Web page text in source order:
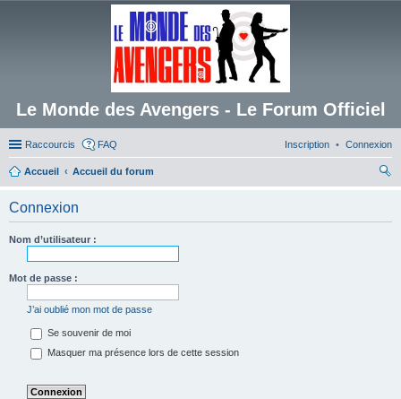
Le Monde des Avengers - Le Forum Officiel
Raccourcis FAQ Connexion
Inscription
Accueil
Accueil du forum
Connexion
Nom d’utilisateur :
Mot de passe :
J’ai oublié mon mot de passe
Se souvenir de moi
Masquer ma présence lors de cette session